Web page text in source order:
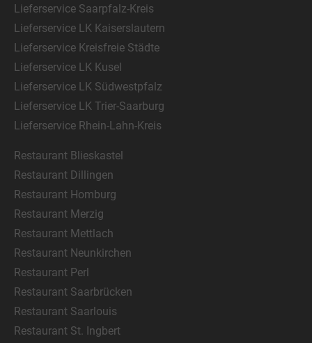
Lieferservice Saarpfalz-Kreis
Lieferservice LK Kaiserslautern
Lieferservice Kreisfreie Städte
Lieferservice LK Kusel
Lieferservice LK Südwestpfalz
Lieferservice LK Trier-Saarburg
Lieferservice Rhein-Lahn-Kreis
Restaurant Blieskastel
Restaurant Dillingen
Restaurant Homburg
Restaurant Merzig
Restaurant Mettlach
Restaurant Neunkirchen
Restaurant Perl
Restaurant Saarbrücken
Restaurant Saarlouis
Restaurant St. Ingbert